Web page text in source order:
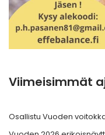
Viimeisimmät
Osallistu Vuoden